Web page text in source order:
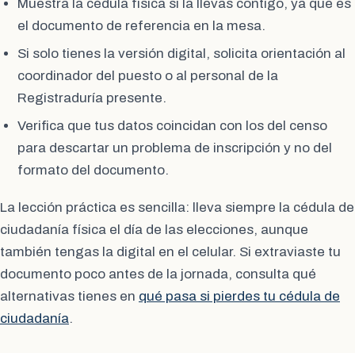
Muestra la cédula física si la llevas contigo, ya que es
el documento de referencia en la mesa.
Si solo tienes la versión digital, solicita orientación al
coordinador del puesto o al personal de la
Registraduría presente.
Verifica que tus datos coincidan con los del censo
para descartar un problema de inscripción y no del
formato del documento.
La lección práctica es sencilla: lleva siempre la cédula de
ciudadanía física el día de las elecciones, aunque
también tengas la digital en el celular. Si extraviaste tu
documento poco antes de la jornada, consulta qué
alternativas tienes en qué pasa si pierdes tu cédula de
ciudadanía.